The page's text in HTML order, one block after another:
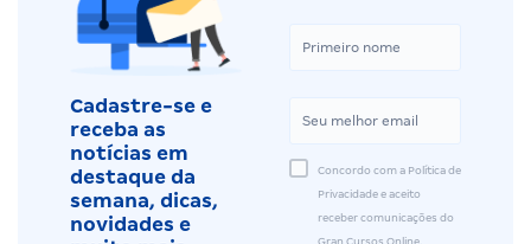
Cadastre-se e
receba as
notícias em
destaque da
semana, dicas,
novidades e
Concordo com a Política de
Privacidade e aceito
receber comunicações do